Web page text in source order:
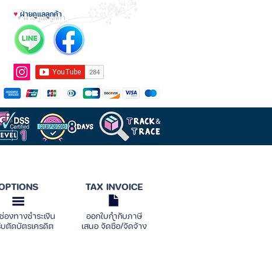
♥ฝ่ายดูแลลูกค้า
องทางชำระเงิน
ตัดบัตรเครดิต
TAX INVOICE
ออกใบกำกับภาษี
เสนอ จัดซื้อ/จัดจ้าง